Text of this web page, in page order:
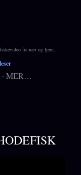
fra nær og fjern.
MER…